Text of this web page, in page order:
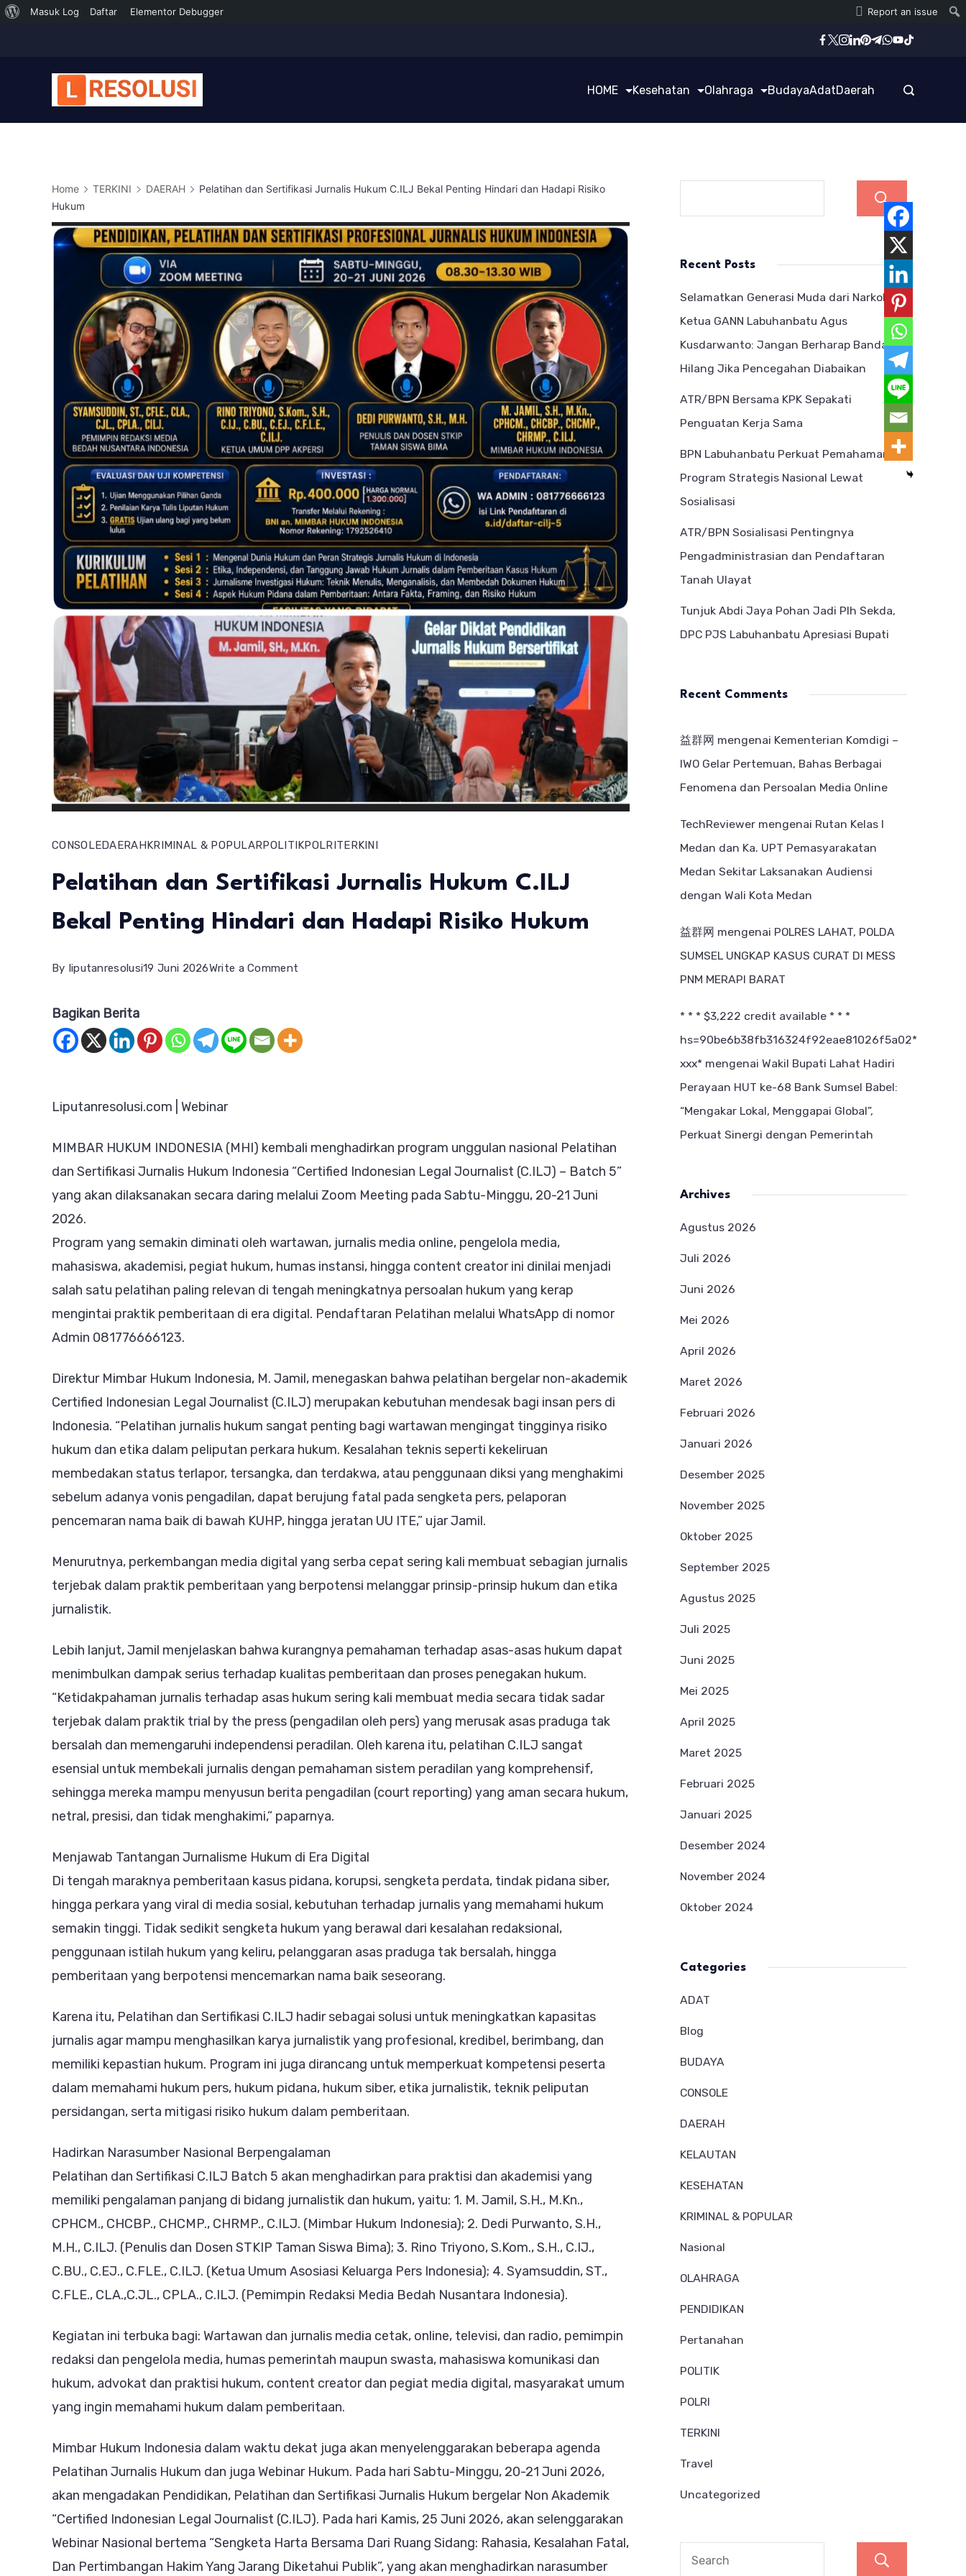
Tentang
Masuk Log Daftar Elementor Debugger Report an issue
HOME Kesehatan Olahraga BudayaAdatDaerah
Home TERKINI DAERAH
Pelatihan dan Sertifikasi Jurnalis Hukum C.ILJ Bekal Penting Hindari dan Hadapi Risiko
Hukum
CONSOLEDAERAH KRIMINAL & POPULARPOLITIKPOLRI TERKINI
Pelatihan dan Sertifikasi Jurnalis Hukum C.ILJ
Bekal Penting Hindari dan Hadapi Risiko Hukum
By liputanresolusi19 Juni 2026Write a Comment
Sertifikasi
Penting
Bagikan Berita
Liputanresolusi.com | Webinar
MIMBAR HUKUM INDONESIA (MHI) kembali menghadirkan program unggulan nasional Pelatihan
dan Sertifikasi Jurnalis Hukum Indonesia “Certified Indonesian Legal Journalist (C.ILJ) – Batch 5”
yang akan dilaksanakan secara daring melalui Zoom Meeting pada Sabtu-Minggu, 20-21 Juni
2026.
Program yang semakin diminati oleh wartawan, jurnalis media online, pengelola media,
mahasiswa, akademisi, pegiat hukum, humas instansi, hingga content creator ini dinilai menjadi
salah satu pelatihan paling relevan di tengah meningkatnya persoalan hukum yang kerap
mengintai praktik pemberitaan di era digital. Pendaftaran Pelatihan melalui WhatsApp di nomor
Admin 081776666123.
Direktur Mimbar Hukum Indonesia, M. Jamil, menegaskan bahwa pelatihan bergelar non-akademik
Certified Indonesian Legal Journalist (C.ILJ) merupakan kebutuhan mendesak bagi insan pers di
Indonesia. “Pelatihan jurnalis hukum sangat penting bagi wartawan mengingat tingginya risiko
hukum dan etika dalam peliputan perkara hukum. Kesalahan teknis seperti kekeliruan
membedakan status terlapor, tersangka, dan terdakwa, atau penggunaan diksi yang menghakimi
sebelum adanya vonis pengadilan, dapat berujung fatal pada sengketa pers, pelaporan
pencemaran nama baik di bawah KUHP, hingga jeratan UU ITE,” ujar Jamil.
Menurutnya, perkembangan media digital yang serba cepat sering kali membuat sebagian jurnalis
terjebak dalam praktik pemberitaan yang berpotensi melanggar prinsip-prinsip hukum dan etika
jurnalistik.
Lebih lanjut, Jamil menjelaskan bahwa kurangnya pemahaman terhadap asas-asas hukum dapat
menimbulkan dampak serius terhadap kualitas pemberitaan dan proses penegakan hukum.
“Ketidakpahaman jurnalis terhadap asas hukum sering kali membuat media secara tidak sadar
terjebak dalam praktik trial by the press (pengadilan oleh pers) yang merusak asas praduga tak
bersalah dan memengaruhi independensi peradilan. Oleh karena itu, pelatihan C.ILJ sangat
esensial untuk membekali jurnalis dengan pemahaman sistem peradilan yang komprehensif,
sehingga mereka mampu menyusun berita pengadilan (court reporting) yang aman secara hukum,
netral, presisi, dan tidak menghakimi,” paparnya.
Menjawab Tantangan Jurnalisme Hukum di Era Digital
Di tengah maraknya pemberitaan kasus pidana, korupsi, sengketa perdata, tindak pidana siber,
hingga perkara yang viral di media sosial, kebutuhan terhadap jurnalis yang memahami hukum
semakin tinggi. Tidak sedikit sengketa hukum yang berawal dari kesalahan redaksional,
penggunaan istilah hukum yang keliru, pelanggaran asas praduga tak bersalah, hingga
pemberitaan yang berpotensi mencemarkan nama baik seseorang.
Karena itu, Pelatihan dan Sertifikasi C.ILJ hadir sebagai solusi untuk meningkatkan kapasitas
jurnalis agar mampu menghasilkan karya jurnalistik yang profesional, kredibel, berimbang, dan
memiliki kepastian hukum. Program ini juga dirancang untuk memperkuat kompetensi peserta
dalam memahami hukum pers, hukum pidana, hukum siber, etika jurnalistik, teknik peliputan
persidangan, serta mitigasi risiko hukum dalam pemberitaan.
Hadirkan Narasumber Nasional Berpengalaman
Pelatihan dan Sertifikasi C.ILJ Batch 5 akan menghadirkan para praktisi dan akademisi yang
memiliki pengalaman panjang di bidang jurnalistik dan hukum, yaitu: 1. M. Jamil, S.H., M.Kn.,
CPHCM., CHCBP., CHCMP., CHRMP., C.ILJ. (Mimbar Hukum Indonesia); 2. Dedi Purwanto, S.H.,
M.H., C.ILJ. (Penulis dan Dosen STKIP Taman Siswa Bima); 3. Rino Triyono, S.Kom., S.H., C.IJ.,
C.BU., C.EJ., C.FLE., C.ILJ. (Ketua Umum Asosiasi Keluarga Pers Indonesia); 4. Syamsuddin, ST.,
C.FLE., CLA.,C.JL., CPLA., C.ILJ. (Pemimpin Redaksi Media Bedah Nusantara Indonesia).
Kegiatan ini terbuka bagi: Wartawan dan jurnalis media cetak, online, televisi, dan radio, pemimpin
redaksi dan pengelola media, humas pemerintah maupun swasta, mahasiswa komunikasi dan
hukum, advokat dan praktisi hukum, content creator dan pegiat media digital, masyarakat umum
yang ingin memahami hukum dalam pemberitaan.
Mimbar Hukum Indonesia dalam waktu dekat juga akan menyelenggarakan beberapa agenda
Pelatihan Jurnalis Hukum dan juga Webinar Hukum. Pada hari Sabtu-Minggu, 20-21 Juni 2026,
akan mengadakan Pendidikan, Pelatihan dan Sertifikasi Jurnalis Hukum bergelar Non Akademik
“Certified Indonesian Legal Journalist (C.ILJ). Pada hari Kamis, 25 Juni 2026, akan selenggarakan
Webinar Nasional bertema “Sengketa Harta Bersama Dari Ruang Sidang: Rahasia, Kesalahan Fatal,
Dan Pertimbangan Hakim Yang Jarang Diketahui Publik”, yang akan menghadirkan narasumber
Recent Posts
Selamatkan Generasi Muda dari Narkoba,
Ketua GANN Labuhanbatu Agus
Kusdarwanto: Jangan Berharap Bandar
Hilang Jika Pencegahan Diabaikan
ATR/BPN Bersama KPK Sepakati
Penguatan Kerja Sama
BPN Labuhanbatu Perkuat Pemahaman
Program Strategis Nasional Lewat
Sosialisasi
ATR/BPN Sosialisasi Pentingnya
Pengadministrasian dan Pendaftaran
Tanah Ulayat
Tunjuk Abdi Jaya Pohan Jadi Plh Sekda,
DPC PJS Labuhanbatu Apresiasi Bupati
Recent Comments
益群网 mengenai Kementerian Komdigi –
IWO Gelar Pertemuan, Bahas Berbagai
Fenomena dan Persoalan Media Online
TechReviewer mengenai Rutan Kelas I
Medan dan Ka. UPT Pemasyarakatan
Medan Sekitar Laksanakan Audiensi
dengan Wali Kota Medan
益群网 mengenai POLRES LAHAT, POLDA
SUMSEL UNGKAP KASUS CURAT DI MESS
PNM MERAPI BARAT
* * * $3,222 credit available * * *
hs=90be6b38fb316324f92eae81026f5a02*
ххх* mengenai Wakil Bupati Lahat Hadiri
Perayaan HUT ke-68 Bank Sumsel Babel:
“Mengakar Lokal, Menggapai Global”,
Perkuat Sinergi dengan Pemerintah
Archives
Agustus 2026
Juli 2026
Juni 2026
Mei 2026
April 2026
Maret 2026
Februari 2026
Januari 2026
Desember 2025
November 2025
Oktober 2025
September 2025
Agustus 2025
Juli 2025
Juni 2025
Mei 2025
April 2025
Maret 2025
Februari 2025
Januari 2025
Desember 2024
November 2024
Oktober 2024
Categories
ADAT
Blog
BUDAYA
CONSOLE
DAERAH
KELAUTAN
KESEHATAN
KRIMINAL & POPULAR
Nasional
OLAHRAGA
PENDIDIKAN
Pertanahan
POLITIK
POLRI
TERKINI
Travel
Uncategorized